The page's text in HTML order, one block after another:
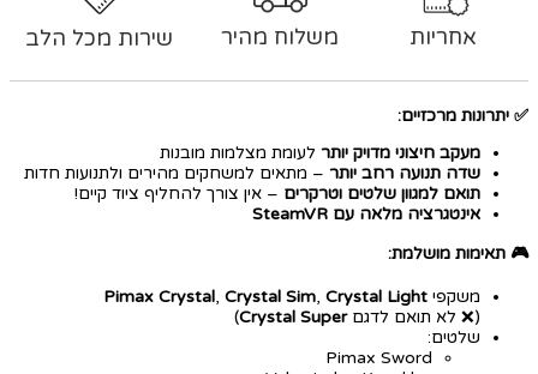
אחריות משלוח מהיר שירות מכל הלב
✅ יתרונות מרכזיים:
מעקב חיצוני מדויק יותר לעומת מצלמות מובנות
שדה תנועה רחב יותר – מתאים למשחקים מהירים ולתנועות חדות
תואם למגוון שלטים וטרקרים – אין צורך להחליף ציוד קיים!
אינטגרציה מלאה עם SteamVR
🎮 תאימות מושלמת:
משקפי Pimax Crystal, Crystal Sim, Crystal Light
(❌ לא תואם לדגםCrystal Super
)
שלטים:
Pimax Sword